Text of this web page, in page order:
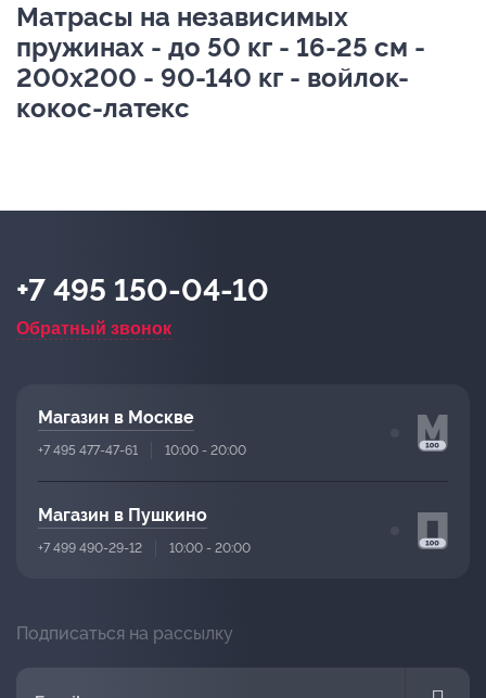
Матрасы на независимых
пружинах - до 50 кг - 16-25 см -
200х200 - 90-140 кг - войлок-
кокос-латекс
+7 495 150-04-10
Обратный звонок
Магазин в Москве
+7 495 477-47-61 10:00 - 20:00
Магазин в Пушкино
+7 499 490-29-12 10:00 - 20:00
Подписаться на рассылку